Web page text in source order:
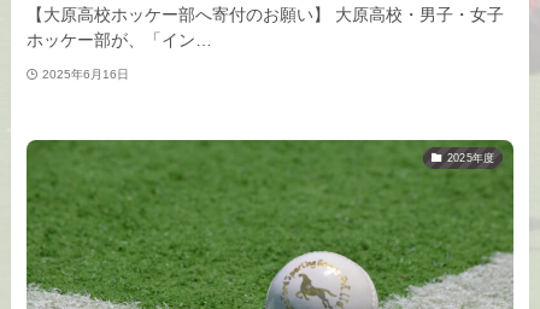
【大原高校ホッケー部へ寄付のお願い】 大原高校・男子・女子
ホッケー部が、「イン…
2025年6月16日
2025年度